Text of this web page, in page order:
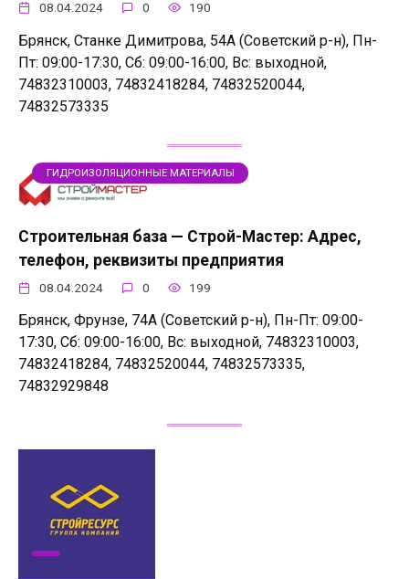
08.04.2024 0 190
Брянск, Станке Димитрова, 54А (Советский р-н), Пн-
Пт: 09:00-17:30, Сб: 09:00-16:00, Вс: выходной,
74832310003, 74832418284, 74832520044,
74832573335
ГИДРОИЗОЛЯЦИОННЫЕ МАТЕРИАЛЫ
Строительная база — Строй-Мастер: Адрес,
телефон, реквизиты предприятия
08.04.2024 0 199
Брянск, Фрунзе, 74А (Советский р-н), Пн-Пт: 09:00-
17:30, Сб: 09:00-16:00, Вс: выходной, 74832310003,
74832418284, 74832520044, 74832573335,
74832929848